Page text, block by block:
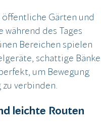
Gärten und
des Tages
Bereichen spielen
schattige Bänke
um Bewegung
verbinden.
leichte Routen